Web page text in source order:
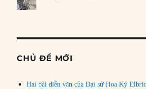
CHỦ ĐỀ MỚI
Hai bài diễn văn của Đại sứ Hoa Kỳ